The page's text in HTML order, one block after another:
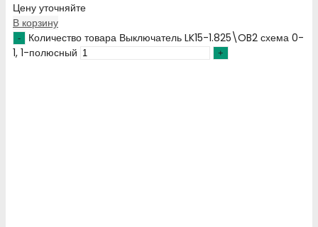
Цену уточняйте
В корзину
Количество товара Выключатель LK15-1.825\OB2 схема 0-
1, 1-полюсный